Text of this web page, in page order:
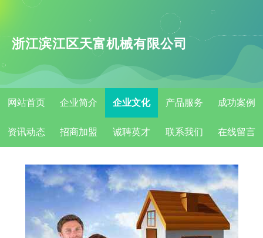
浙江滨江区天富机械有限公司
网站首页 企业简介 企业文化 产品服务 成功案例
资讯动态 招商加盟 诚聘英才 联系我们 在线留言